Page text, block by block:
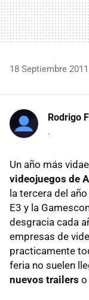
18 Septiembre 2011
Rodrigo
.
Un año más
videojuegos de
la tercera del
E3 y la
desgracia cada
empresas de
practicamente
feria no suelen
nuevos trailers o